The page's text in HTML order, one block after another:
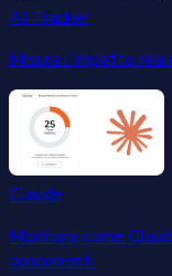
AI Tracker
Misura l'impatto
Claude
Monitora come
concorrenti.